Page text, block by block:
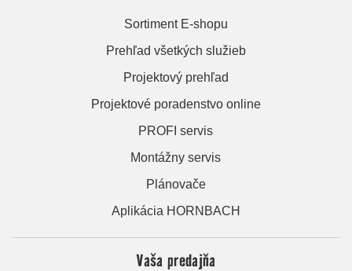
Sortiment E-shopu
Prehľad všetkých služieb
Projektový prehľad
Projektové poradenstvo online
PROFI servis
Montážny servis
Plánovače
Aplikácia HORNBACH
Vaša predajňa